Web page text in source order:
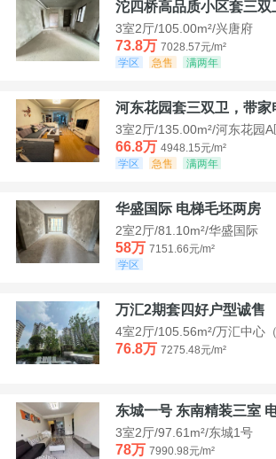
沱四桥高品质小区套三双
3室2厅/105.00m²/兴唐府
73.8万 7028.57元/m²
学区
急售 满两年
河东花园套三双卫，带家
3室2厅/135.00m²/河东花园A
66.8万 4948.15元/m²
学区
急售 满两年
华盛国际 电梯毛坯两房
2室2厅/81.10m²/华盛国际
58万 7151.66元/m²
学区
万汇2期套四好户型诚售
4室2厅/105.56m²/万汇中心（
76.8万 7275.48元/m²
东城一号 东南精装三室
3室2厅/97.61m²/东城1号
78万 7990.98元/m²